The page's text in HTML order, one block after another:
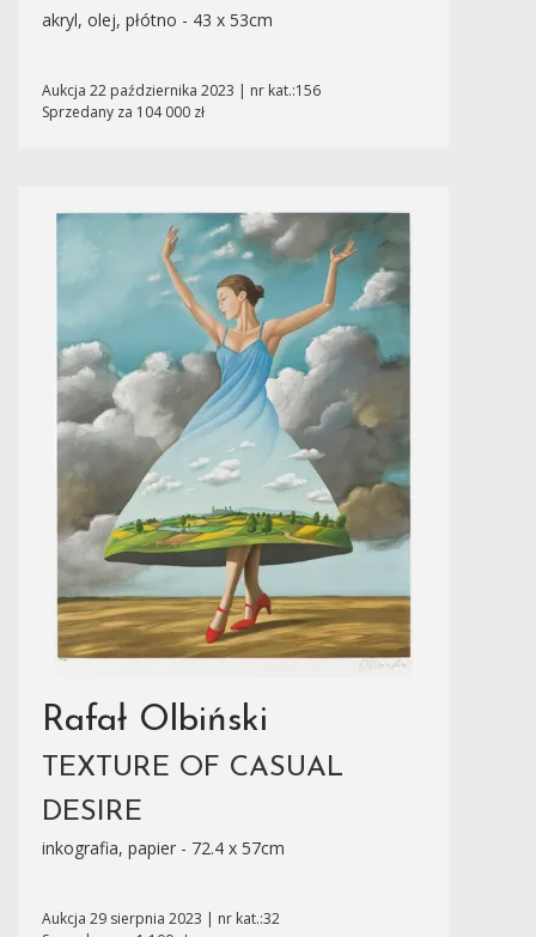
akryl, olej, płótno - 43 x 53cm
Aukcja 22 października 2023 | nr kat.:156
Sprzedany za 104 000 zł
Rafał Olbiński
TEXTURE OF CASUAL
DESIRE
inkografia, papier - 72.4 x 57cm
Aukcja 29 sierpnia 2023 | nr kat.:32